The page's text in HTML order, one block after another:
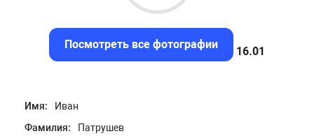
Посмотреть все фотографии
15.67
Имя:
Иван
Фамилия:
Патрушев